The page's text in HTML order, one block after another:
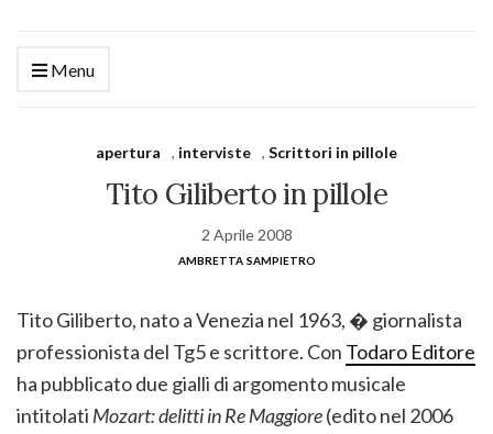
Menu
apertura , interviste , Scrittori in pillole
Tito Giliberto in pillole
2 Aprile 2008
ambretta sampietro
Tito Giliberto, nato a Venezia nel 1963, � giornalista
professionista del Tg5 e scrittore. Con Todaro Editore
ha pubblicato due gialli di argomento musicale
intitolati Mozart: delitti in Re Maggiore(edito nel 2006